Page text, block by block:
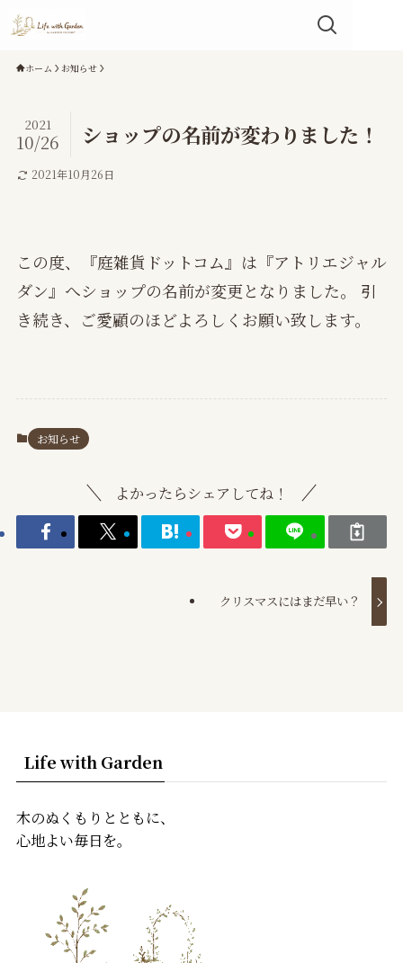
ホーム お知らせ
ショップの名前が変わりました！
2021
10/26
2021年10月26日
この度、『庭雑貨ドットコム』は『アトリエジャル
ダン』へショップの名前が変更となりました。 引
き続き、ご愛顧のほどよろしくお願い致します。
お知らせ
よかったらシェアしてね！
クリスマスにはまだ早い？
Life with Garden
木のぬくもりとともに、
心地よい毎日を。